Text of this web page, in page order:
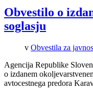
Obvestilo o
soglasju
v Obvestila za
Agencija Republike
o izdanem
avtocestnega predora